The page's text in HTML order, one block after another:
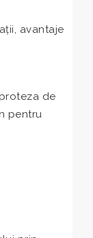
avantaje
de
pentru